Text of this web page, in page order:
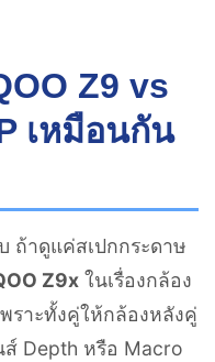
Z9 vs
เหมือนกัน
ถ้าดูแค่สเปกกระดาษ
Z9x ในเรื่องกล้อง
ราะทั้งคู่ให้กล้องหลังคู่
Depth หรือ Macro